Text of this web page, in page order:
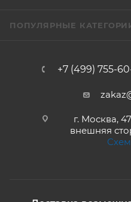
ПОПУЛЯРНЫЕ
+7 (499) 755-
г. Москва,
внешняя